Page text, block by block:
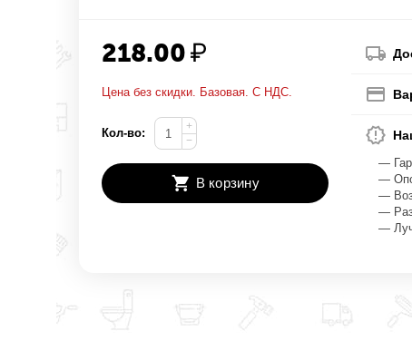
218.00₽
Цена без скидки. Базовая. С НДС.
Кол-во:
+
−
В корзину
—
—
—
—
—